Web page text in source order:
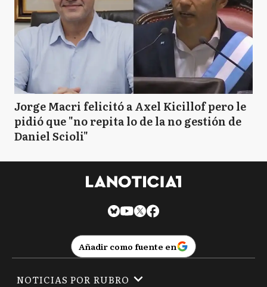
Jorge Macri felicitó a Axel Kicillof pero le
pidió que "no repita lo de la no gestión de
Daniel Scioli"
Añadir como fuente en
NOTICIAS POR RUBRO